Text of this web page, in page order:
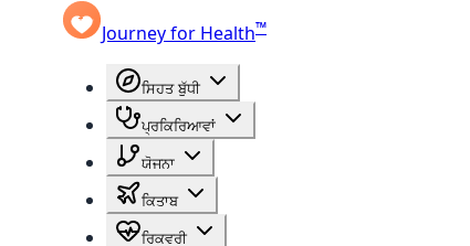
Journey for Health™
ਸਿਹਤ ਬੁੱਧੀ
ਪ੍ਰਕਿਰਿਆਵਾਂ
ਯੋਜਨਾ
ਕਿਤਾਬ
ਰਿਕਵਰੀ